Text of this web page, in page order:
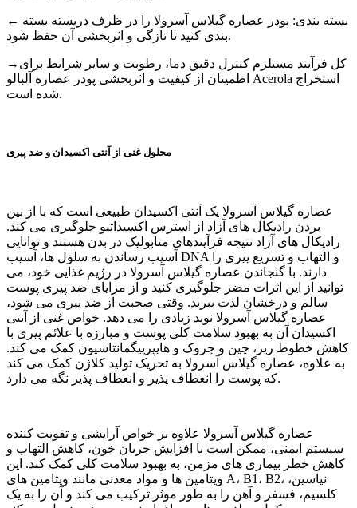
← بسته بندی: پودر عصاره گیلاس آسرولا را در ظرف دربسته بسته
بندی کنید تا تازگی و اثربخشی آن حفظ شود.
→کل فرآیند مستلزم کنترل دقیق دما، رطوبت و سایر شرایط برای
اطمینان از کیفیت و اثربخشی پودر عصاره آلبالو Acerola استخراج
شده است.
محلول غنی از آنتی اکسیدان و ضد پیری
عصاره گیلاس آسرولا یک آنتی اکسیدان طبیعی است که با از بین
بردن رادیکال های آزاد از استرس اکسیداتیو جلوگیری می کند.
رادیکال های آزاد نتیجه فرآیندهای متابولیک در بدن هستند و توانایی
آسیب رساندن به سلول ها، آسیب DNA و التهاب و تسریع پیری را
دارند. با گنجاندن عصاره گیلاس آسرولا در رژیم غذایی خود، می
توانید از این اثرات مضر جلوگیری کنید و از مزایای ضد پیری پوست
سالم و درخشان لذت ببرید. وقتی صحبت از ضد پیری می شود،
عصاره گیلاس آسرولا نوید زیادی را می دهد. خواص غنی از آنتی
اکسیدان آن به بهبود سلامت کلی پوست و مبارزه با علائم پیری با
کاهش خطوط ریز، چین و چروک و هایپرپیگمانتاسیون کمک می کند.
به علاوه، عصاره گیلاس آسرولا به تحریک تولید کلاژن کمک می کند
که پوست را انعطاف پذیر و انعطاف پذیر نگه می دارد.
عصاره گیلاس آسرولا علاوه بر خواص آرایشی و تقویت کننده
سیستم ایمنی، ممکن است با افزایش جریان خون، کاهش التهاب و
کاهش خطر بیماری های مزمن، به بهبود سلامت کلی کمک کند. این
ویتامین ها و مواد معدنی مانند ویتامین های A، B1، B2، نیاسین،
کلسیم، فسفر و آهن را به طور موثر ترکیب می کند و آن را به یک